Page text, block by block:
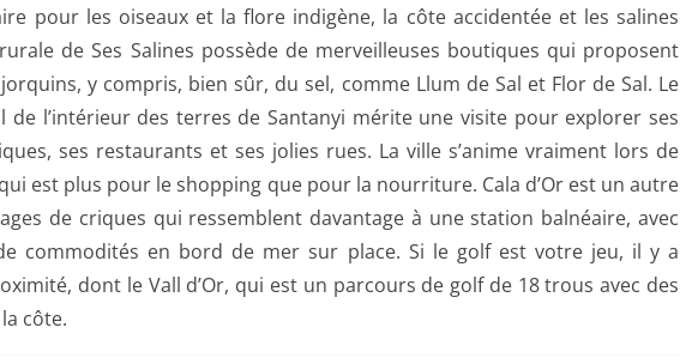
pour les oiseaux et la flore indigène, la côte accidentée et les salines
de Ses Salines possède de merveilleuses boutiques qui proposent
y compris, bien sûr, du sel, comme Llum de Sal et Flor de Sal. Le
de l’intérieur des terres de Santanyi mérite une visite pour explorer ses
ses restaurants et ses jolies rues. La ville s’anime vraiment lors de
est plus pour le shopping que pour la nourriture. Cala d’Or est un autre
de criques qui ressemblent davantage à une station balnéaire, avec
commodités en bord de mer sur place. Si le golf est votre jeu, il y a
dont le Vall d’Or, qui est un parcours de golf de 18 trous avec des
côte.